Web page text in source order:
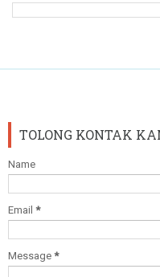
TOLONG KONTAK
Name
Email *
Message *